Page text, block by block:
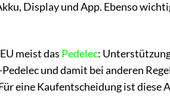
Display und App. Ebenso
meist das Pedelec:
und damit bei anderen
eine Kaufentscheidung ist diese